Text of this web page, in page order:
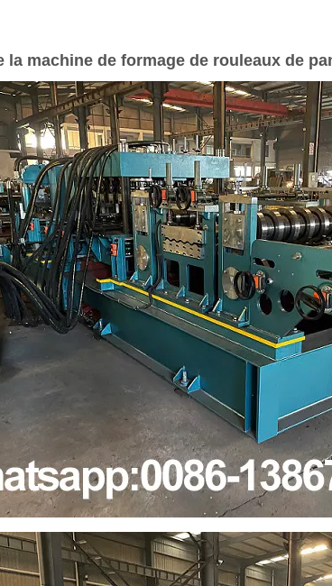
la machine de formage de rouleaux de